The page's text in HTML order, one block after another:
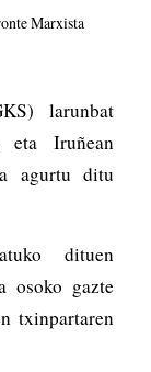
Marxista
larunbat
eta Iruñean
agurtu ditu
dituen
osoko gazte
txinpartaren